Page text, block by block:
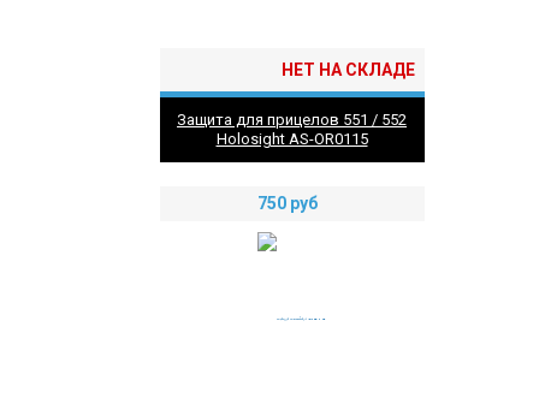
НЕТ НА СКЛАДЕ
Защита для прицелов 551 / 552
Holosight AS-OR0115
750 руб